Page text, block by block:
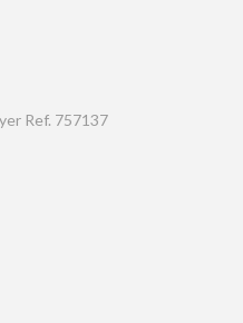
Ref. 757137